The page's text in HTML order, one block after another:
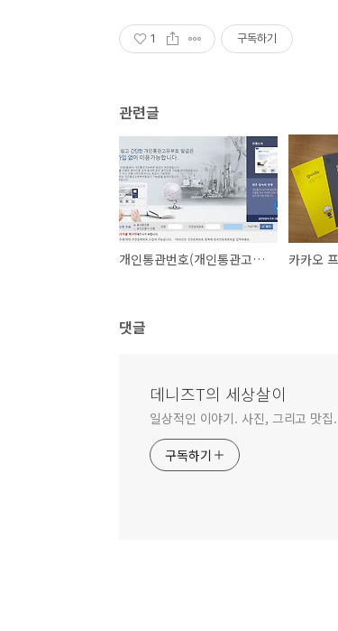
1 구독하기
관련글
개인통관번호(개인통관고유부호) 발급방법
댓글
데니즈T의 세상살이
일상적인 이야기. 사진, 그리고 맛집.
구독하기